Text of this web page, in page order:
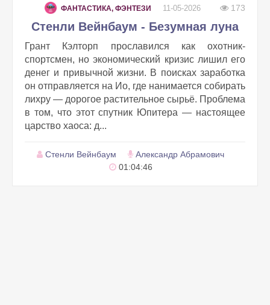
ФАНТАСТИКА, ФЭНТЕЗИ 11-05-2026 173
Стенли Вейнбаум - Безумная луна
Грант Кэлторп прославился как охотник-
спортсмен, но экономический кризис лишил его
денег и привычной жизни. В поисках заработка
он отправляется на Ио, где нанимается собирать
лихру — дорогое растительное сырьё. Проблема
в том, что этот спутник Юпитера — настоящее
царство хаоса: д...
Стенли Вейнбаум
Александр Абрамович
01:04:46